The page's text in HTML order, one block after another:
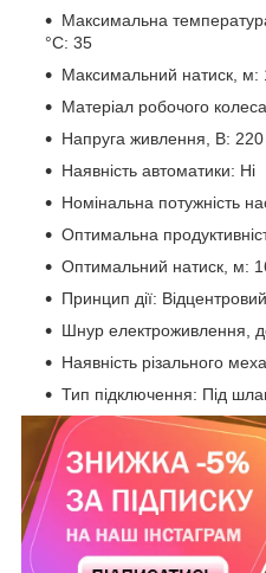
Максимальна
°С: 35
Максимальний натиск, м:
Матеріал робочого
Напруга живлення, В: 220
Наявність автоматики: Ні
Номінальна потужність
Оптимальна
Оптимальний натиск, м:
Принцип дії: Відцентровий
Шнур електроживлення,
Наявність різального
Тип підключення: Під